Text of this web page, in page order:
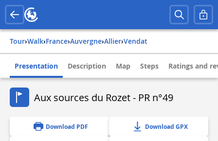
Tour› Walk› france› auvergne› allier› vendat
Presentation Description Map Steps Ratings and
Aux sources du Rozet - PR n°49
Download PDF Download GPX